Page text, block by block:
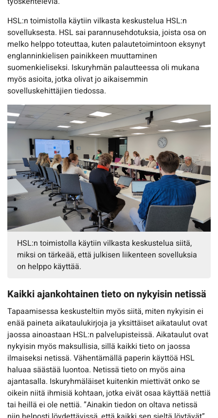
HSL:n toimistolla käytiin vilkasta keskustelua HSL:n
sovelluksesta. HSL sai parannusehdotuksia, joista osa on
melko helppo toteuttaa, kuten palautetoimintoon eksynyt
englanninkielisen painikkeen muuttaminen
suomenkieliseksi. Iskuryhmän palautteessa oli mukana
myös asioita, jotka olivat jo aikaisemmin
sovelluskehittäjien tiedossa.
HSL:n toimistolla käytiin vilkasta keskustelua siitä,
miksi on tärkeää, että julkisen liikenteen sovelluksia
on helppo käyttää.
Kaikki ajankohtainen tieto on nykyisin netissä
Tapaamisessa keskusteltiin myös siitä, miten nykyisin ei
enää paineta aikataulukirjoja ja yksittäiset aikataulut ovat
jaossa ainoastaan HSL:n palvelupisteissä. Aikataulut ovat
nykyisin myös maksullisia, sillä kaikki tieto on jaossa
ilmaiseksi netissä. Vähentämällä paperin käyttöä HSL
haluaa säästää luontoa. Netissä tieto on myös aina
ajantasalla. Iskuryhmäläiset kuitenkin miettivät onko se
oikein niitä ihmisiä kohtaan, jotka eivät osaa käyttää nettiä
tai heillä ei ole nettiä. ”Ainakin tiedon on oltava netissä